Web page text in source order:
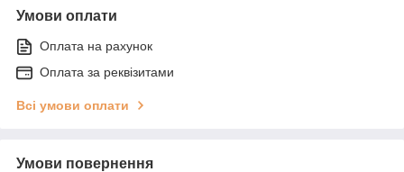
Умови оплати
Оплата на рахунок
Оплата за реквізитами
Всі умови оплати
Умови повернення